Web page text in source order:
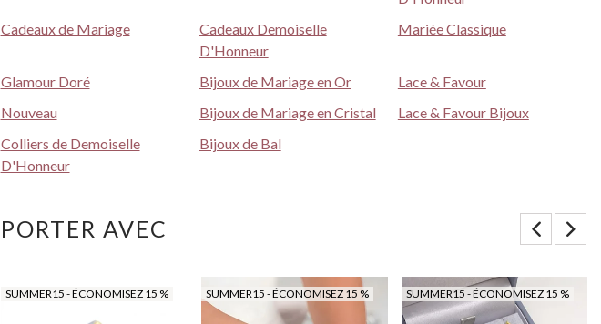
Cadeaux de Mariage
Cadeaux Demoiselle
D'Honneur
Mariée Classique
Glamour Doré Bijoux de Mariage en Or
Lace & Favour
Nouveau
Bijoux de Mariage en Cristal
Lace & Favour Bijoux
Colliers de Demoiselle
D'Honneur
Bijoux de Bal
PORTER AVEC
SUMMER15 - ÉCONOMISEZ 15 % SUMMER15 - ÉCONOMISEZ 15 % SUMMER15 - ÉCONOMISEZ 15 %